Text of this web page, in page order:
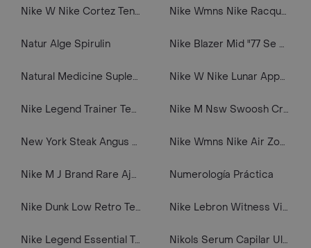
Nike W Nike Cortez Tenis De Mujer Para Moda Nike Wmns Nike Racquette 17 Slip Tenis blanco de mujer lifestyle
Natur Alge Spirulin Nike Blazer Mid "77 Se D Bg Tenis blanco de niño lifestyle
Natural Medicine Suplemento Dietario Collagen Plus Vita C Nike W Nike Lunar Apparent Tenis verde de mujer para correr
Nike Legend Trainer Tenis azul de hombre para entrenamiento Nike M Nsw Swoosh Crew Ft Buzo gris de hombre lifestyle
New York Steak Angus Usda High Choice Nike Wmns Nike Air Zoom Pegasus 37 Tenis rosado de mujer para correr
Nike M J Brand Rare Aj3 Ss Crew Camiseta Manga Corta azul de hombre lifestyle Numerología Práctica
Nike Dunk Low Retro Tenis blanco de hombre lifestyle Nike Lebron Witness Viii Tenis verde de hombre para baloncesto
Nike Legend Essential Tenis negro de hombre para entrenamiento Nikols Serum Capilar Ultra Repair Dia X 120ml